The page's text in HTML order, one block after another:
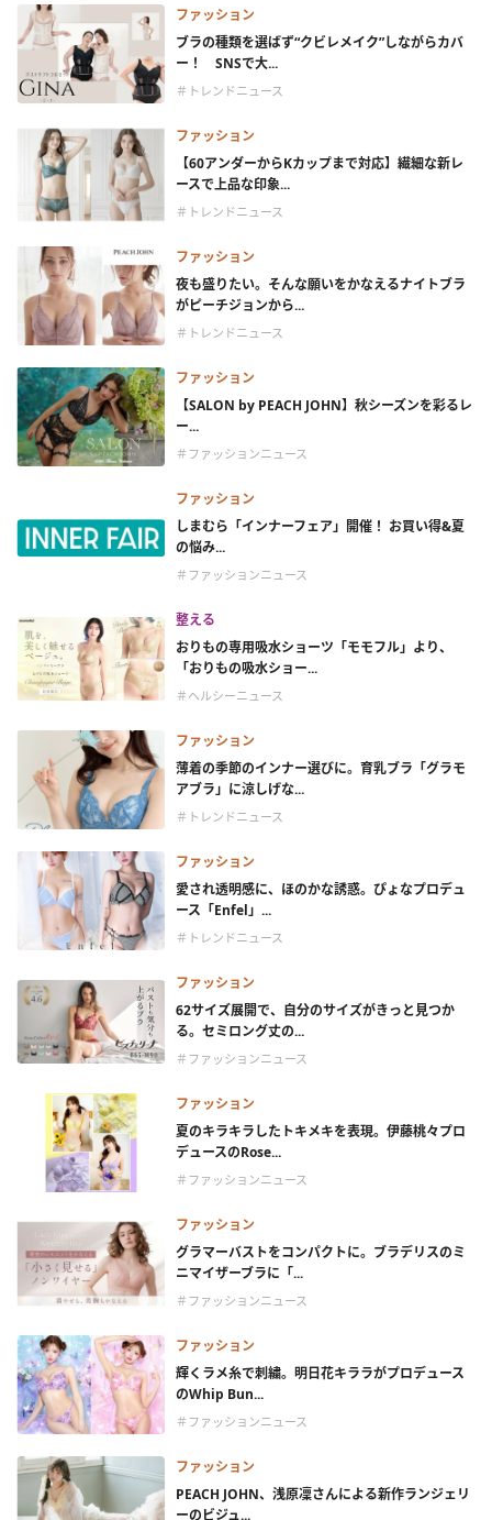
ファッション
ブラの種類を選ばず“クビレメイク”しながらカバ
ー！ SNSで大...
＃トレンドニュース
ファッション
【60アンダーからKカップまで対応】繊細な新レ
ースで上品な印象...
＃トレンドニュース
ファッション
夜も盛りたい。そんな願いをかなえるナイトブラ
がピーチジョンから...
＃トレンドニュース
ファッション
【SALON by PEACH JOHN】秋シーズンを彩るレ
ー...
＃ファッションニュース
ファッション
しまむら「インナーフェア」開催！ お買い得&夏
の悩み...
＃ファッションニュース
整える
おりもの専用吸水ショーツ「モモフル」より、
「おりもの吸水ショー...
＃ヘルシーニュース
ファッション
薄着の季節のインナー選びに。育乳ブラ「グラモ
アブラ」に涼しげな...
＃トレンドニュース
ファッション
愛され透明感に、ほのかな誘惑。ぴょなプロデュ
ース「Enfel」...
＃トレンドニュース
ファッション
62サイズ展開で、自分のサイズがきっと見つか
る。セミロング丈の...
＃ファッションニュース
ファッション
夏のキラキラしたトキメキを表現。伊藤桃々プロ
デュースのRose...
＃ファッションニュース
ファッション
グラマーバストをコンパクトに。ブラデリスのミ
ニマイザーブラに「...
＃ファッションニュース
ファッション
輝くラメ糸で刺繍。明日花キララがプロデュース
のWhip Bun...
＃ファッションニュース
ファッション
PEACH JOHN、浅原凜さんによる新作ランジェリ
ーのビジュ...